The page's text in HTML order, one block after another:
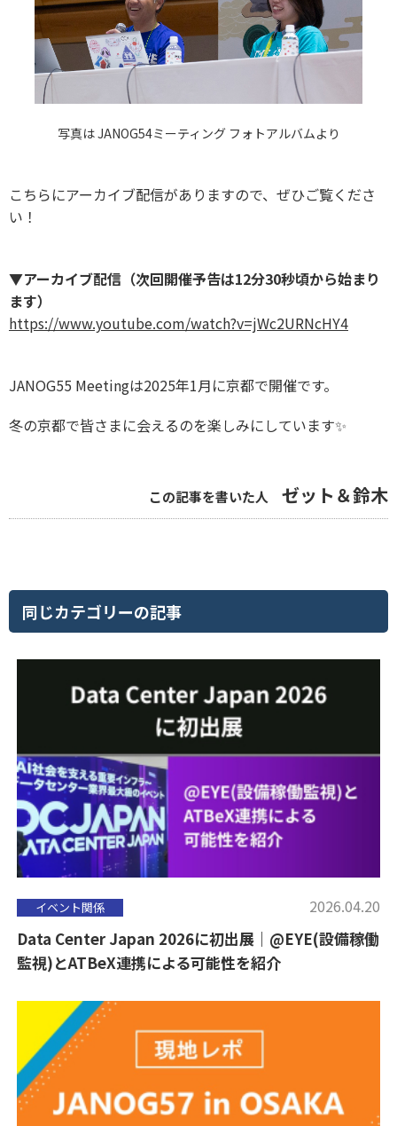
写真は JANOG54ミーティング フォトアルバムより
こちらにアーカイブ配信がありますので、ぜひご覧くださ
い！
▼アーカイブ配信（次回開催予告は12分30秒頃から始まり
ます）
https://www.youtube.com/watch?v=jWc2URNcHY4
JANOG55 Meetingは2025年1月に京都で開催です。
冬の京都で皆さまに会えるのを楽しみにしています✨
この記事を書いた人 ゼット＆鈴木
同じカテゴリーの記事
イベント関係 2026.04.20
Data Center Japan 2026に初出展｜@EYE(設備稼働
監視)とATBeX連携による可能性を紹介